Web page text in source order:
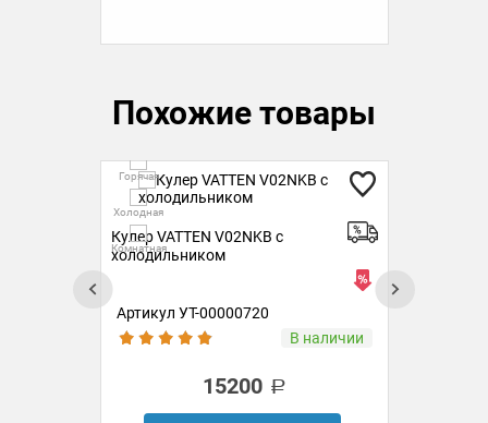
Похожие товары
Горячая
Холодная
Комнатная
Кулер VATTEN V02NKB с
холодильником
Артикул УТ-00000720
В наличии
15200